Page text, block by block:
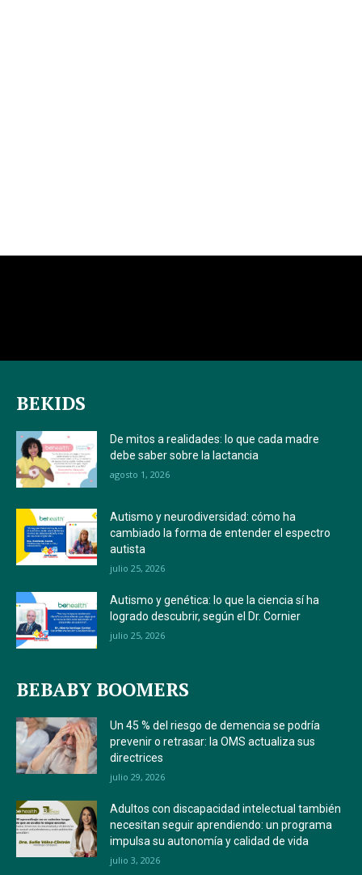
BEKIDS
De mitos a realidades: lo que cada madre
debe saber sobre la lactancia
agosto 1, 2026
Autismo y neurodiversidad: cómo ha
cambiado la forma de entender el espectro
autista
julio 25, 2026
Autismo y genética: lo que la ciencia sí ha
logrado descubrir, según el Dr. Cornier
julio 25, 2026
BEBABY BOOMERS
Un 45 % del riesgo de demencia se podría
prevenir o retrasar: la OMS actualiza sus
directrices
julio 29, 2026
Adultos con discapacidad intelectual también
necesitan seguir aprendiendo: un programa
impulsa su autonomía y calidad de vida
julio 3, 2026